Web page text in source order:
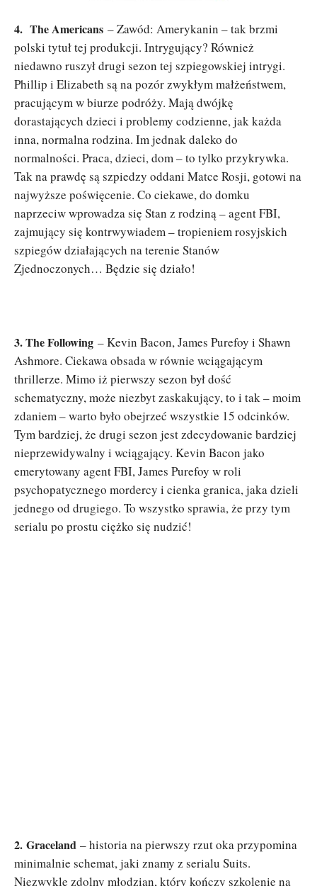
4. The Americans – Zawód: Amerykanin – tak brzmi
polski tytuł tej produkcji. Intrygujący? Również
niedawno ruszył drugi sezon tej szpiegowskiej intrygi.
Phillip i Elizabeth są na pozór zwykłym małżeństwem,
pracującym w biurze podróży. Mają dwójkę
dorastających dzieci i problemy codzienne, jak każda
inna, normalna rodzina. Im jednak daleko do
normalności. Praca, dzieci, dom – to tylko przykrywka.
Tak na prawdę są szpiedzy oddani Matce Rosji, gotowi na
najwyższe poświęcenie. Co ciekawe, do domku
naprzeciw wprowadza się Stan z rodziną – agent FBI,
zajmujący się kontrwywiadem – tropieniem rosyjskich
szpiegów działających na terenie Stanów
Zjednoczonych… Będzie się działo!
3.The Following – Kevin Bacon, James Purefoy i Shawn
Ashmore. Ciekawa obsada w równie wciągającym
thrillerze. Mimo iż pierwszy sezon był dość
schematyczny, może niezbyt zaskakujący, to i tak – moim
zdaniem – warto było obejrzeć wszystkie 15 odcinków.
Tym bardziej, że drugi sezon jest zdecydowanie bardziej
nieprzewidywalny i wciągający. Kevin Bacon jako
emerytowany agent FBI, James Purefoy w roli
psychopatycznego mordercy i cienka granica, jaka dzieli
jednego od drugiego. To wszystko sprawia, że przy tym
serialu po prostu ciężko się nudzić!
2. Graceland – historia na pierwszy rzut oka przypomina
minimalnie schemat, jaki znamy z serialu Suits.
Niezwykle zdolny młodzian, który kończy szkolenie na